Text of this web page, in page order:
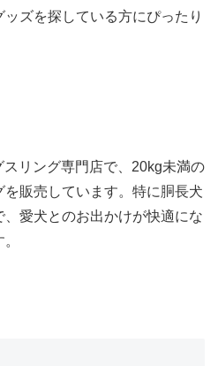
ズを探している方にぴったり
リング専門店で、20kg未満の
販売しています。特に胴長犬
愛犬とのお出かけが快適にな